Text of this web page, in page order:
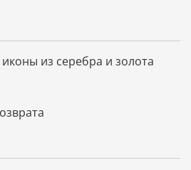
из серебра и золота